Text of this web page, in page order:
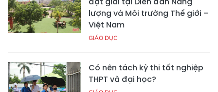
lượng và Môi trường Thế giới –
Việt Nam
GIÁO DỤC
Có nên tách kỳ thi tốt nghiệp
THPT và đại học?